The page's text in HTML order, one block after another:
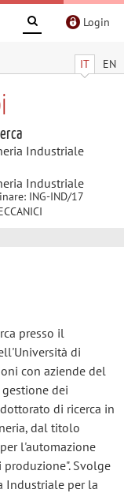
Login
IT EN
Industriale
Industriale
ING-IND/17
presso il
di
con aziende del
dei
di ricerca in
dal titolo
l'automazione
Svolge
Industriale per la